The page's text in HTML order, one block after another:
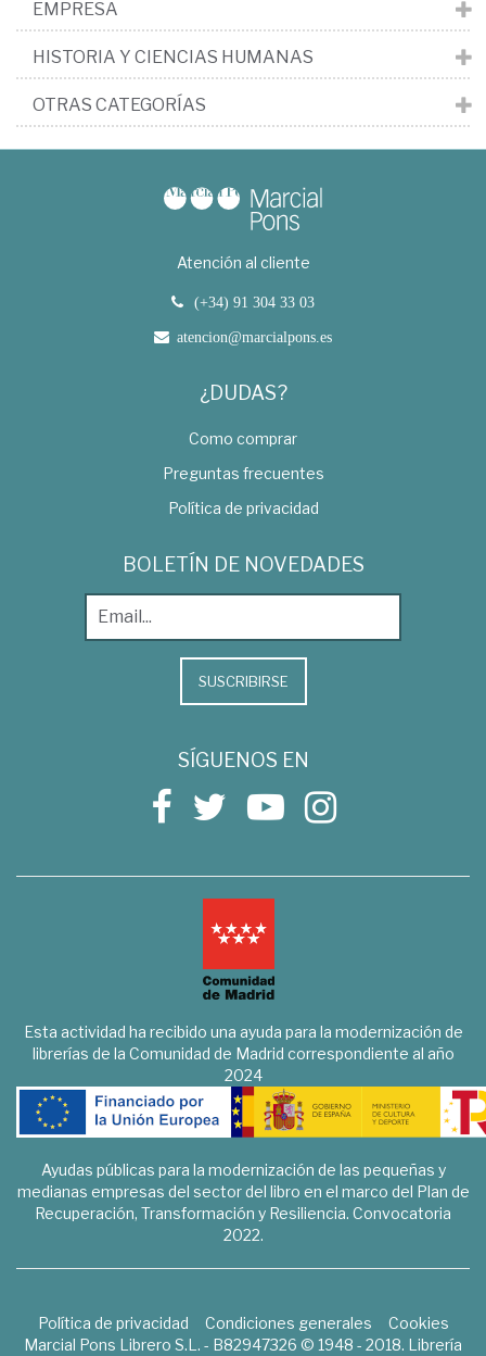
EMPRESA
HISTORIA Y CIENCIAS HUMANAS
OTRAS CATEGORÍAS
Atención al cliente
(+34) 91 304 33 03
atencion@marcialpons.es
¿DUDAS?
Como comprar
Preguntas frecuentes
Política de privacidad
BOLETÍN DE NOVEDADES
SUSCRIBIRSE
SÍGUENOS EN
Esta actividad ha recibido una ayuda para la modernización de
librerías de la Comunidad de Madrid correspondiente al año
2024
Ayudas públicas para la modernización de las pequeñas y
medianas empresas del sector del libro en el marco del Plan de
Recuperación, Transformación y Resiliencia. Convocatoria
2022.
Política de privacidad Condiciones generales
Cookies
Marcial Pons Librero S.L. - B82947326 © 1948 - 2018. Librería